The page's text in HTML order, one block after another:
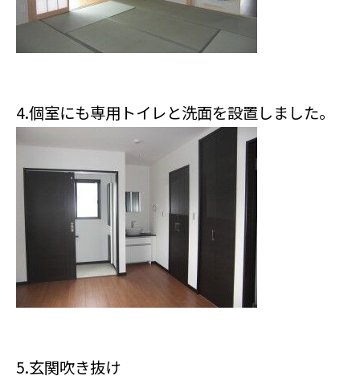
4.個室にも専用トイレと洗面を設置しました。
5.玄関吹き抜け